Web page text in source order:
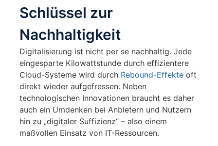
Schlüssel zur
Nachhaltigkeit
Digitalisierung ist nicht per se nachhaltig. Jede
eingesparte Kilowattstunde durch effizientere
Cloud-Systeme wird durch Rebound-Effekte oft
direkt wieder aufgefressen. Neben
technologischen Innovationen braucht es daher
auch ein Umdenken bei Anbietern und Nutzern
hin zu „digitaler Suffizienz“ – also einem
maßvollen Einsatz von IT-Ressourcen.